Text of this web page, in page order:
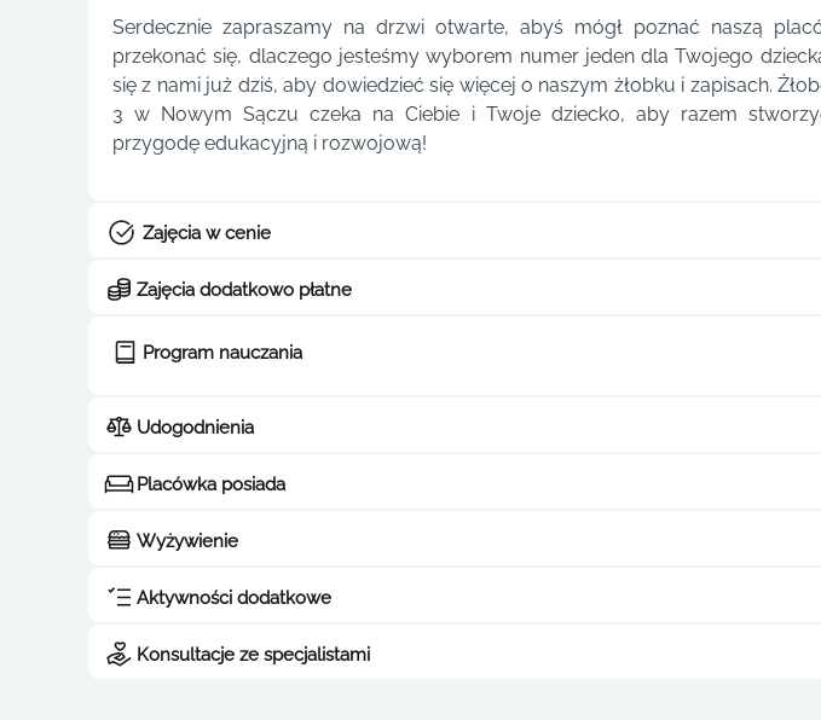
Serdecznie zapraszamy na drzwi otwarte, abyś mógł poznać naszą
przekonać się, dlaczego jesteśmy wyborem numer jeden dla Twojego
się z nami już dziś, aby dowiedzieć się więcej o naszym żłobku i zapisach.
3 w Nowym Sączu czeka na Ciebie i Twoje dziecko, aby razem
przygodę edukacyjną i rozwojową!
Zajęcia w cenie
Zajęcia dodatkowo płatne
Program nauczania
Udogodnienia
Placówka posiada
Wyżywienie
Aktywności dodatkowe
Konsultacje ze specjalistami